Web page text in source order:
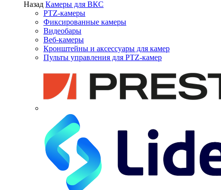
Назад Камеры для ВКС
PTZ-камеры
Фиксированные камеры
Видеобары
Веб-камеры
Кронштейны и аксессуары для камер
Пульты управления для PTZ-камер